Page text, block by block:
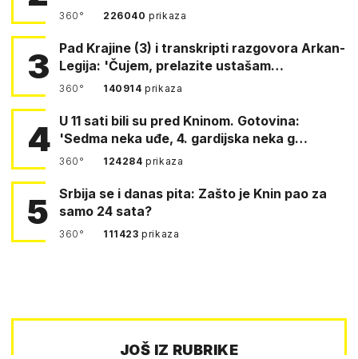
360° 226040prikaza
3
Pad Krajine (3) i transkripti razgovora Arkan-
Legija: 'Čujem, prelazite ustašam…
360° 140914prikaza
4 U 11 sati bili su pred Kninom. Gotovina:
'Sedma neka uđe, 4. gardijska neka g…
360° 124284prikaza
5
Srbija se i danas pita: Zašto je Knin pao za
samo 24 sata?
360° 111423prikaza
JOŠ IZ RUBRIKE